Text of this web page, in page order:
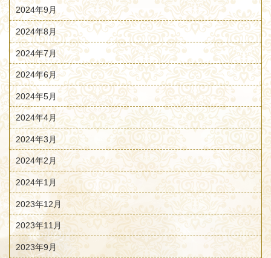
2024年9月
2024年8月
2024年7月
2024年6月
2024年5月
2024年4月
2024年3月
2024年2月
2024年1月
2023年12月
2023年11月
2023年9月